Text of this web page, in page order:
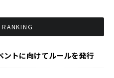
ントに向けてルールを発行